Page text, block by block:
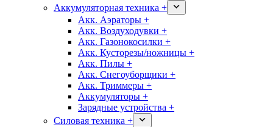
Аккумуляторная техника +
Акк. Аэраторы +
Акк. Воздуходувки +
Акк. Газонокосилки +
Акк. Кусторезы/ножницы +
Акк. Пилы +
Акк. Снегоуборщики +
Акк. Триммеры +
Аккумуляторы +
Зарядные устройства +
Силовая техника +